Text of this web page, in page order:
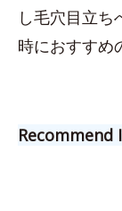
し毛穴目立
時におすすめ
Recommend